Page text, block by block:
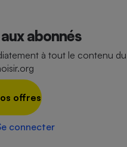
abonnés
à tout le contenu du
offres
connecter
Robot ménager